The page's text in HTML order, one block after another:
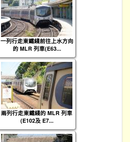
一列行走東鐵綫前往上水方向
的 MLR 列車(E63...
兩列行走東鐵綫的 MLR 列車
(E102及 E7...